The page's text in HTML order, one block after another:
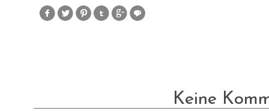
Keine